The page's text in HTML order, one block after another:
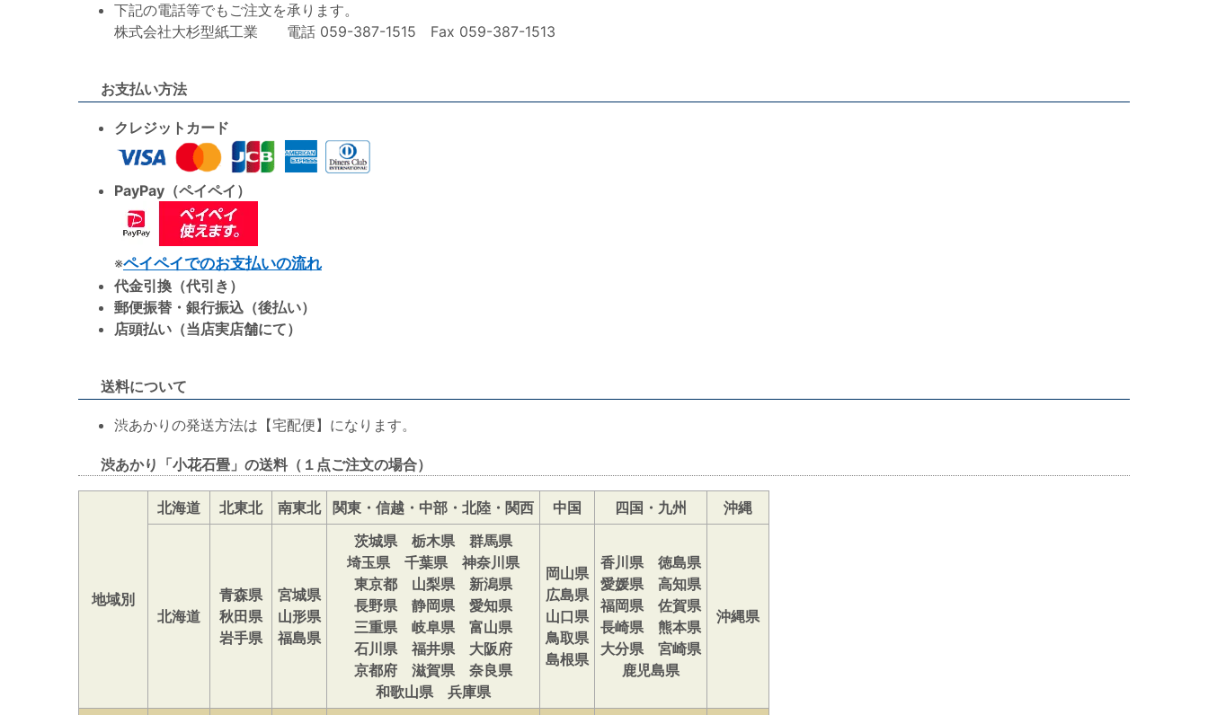
下記の電話等でもご注文を承ります。
株式会社大杉型紙工業 電話 059-387-1515 Fax 059-387-1513
お支払い方法
クレジットカード
PayPay（ペイペイ）
※ペイペイでのお支払いの流れ
代金引換（代引き）
郵便振替・銀行振込（後払い）
店頭払い（当店実店舗にて）
送料について
渋あかりの発送方法は【宅配便】になります。
渋あかり「小花石畳」の送料（１点ご注文の場合）
地域別
北海道 北東北 南東北 関東・信越・中部・北陸・関西 中国 四国・九州 沖縄
北海道
青森県
秋田県
岩手県
宮城県
山形県
福島県
茨城県 栃木県 群馬県
埼玉県 千葉県 神奈川県
東京都 山梨県 新潟県
長野県 静岡県 愛知県
三重県 岐阜県 富山県
石川県 福井県 大阪府
京都府 滋賀県 奈良県
和歌山県 兵庫県
岡山県
広島県
山口県
鳥取県
島根県
香川県 徳島県
愛媛県 高知県
福岡県 佐賀県
長崎県 熊本県
大分県 宮崎県
鹿児島県
沖縄県